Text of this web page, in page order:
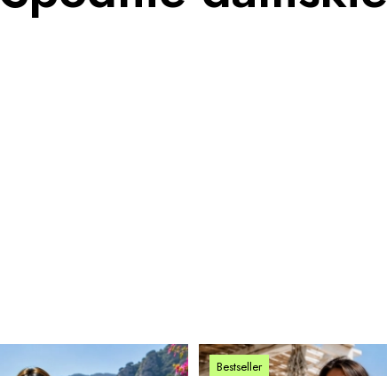
Bestseller